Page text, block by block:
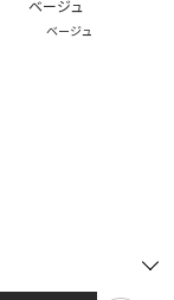
ベージュ